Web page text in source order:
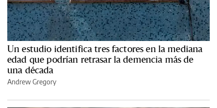
Un estudio identifica tres factores en la mediana
edad que podrían retrasar la demencia más de
una década
Andrew Gregory